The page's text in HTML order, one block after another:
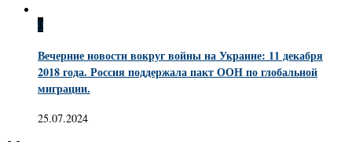
0
Вечерние новости вокруг войны на Украине: 11 декабря
2018 года. Россия поддержала пакт ООН по глобальной
миграции.
25.07.2024